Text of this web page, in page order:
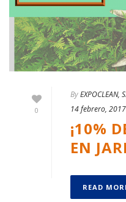
0
ByEXPOCLEAN,
14 febrero, 2017
¡10%
EN
READ